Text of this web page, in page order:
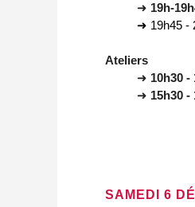
➜ 19h-
➜ 19h45 -
Ateliers
➜ 10h30 -
➜ 15h30 -
SAMEDI 6